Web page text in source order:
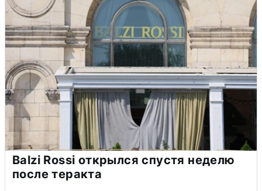
Balzi Rossi открылся спустя неделю
после теракта